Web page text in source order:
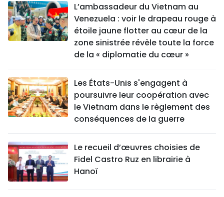
L’ambassadeur du Vietnam au
Venezuela : voir le drapeau rouge à
étoile jaune flotter au cœur de la
zone sinistrée révèle toute la force
de la « diplomatie du cœur »
Les États-Unis s'engagent à
poursuivre leur coopération avec
le Vietnam dans le règlement des
conséquences de la guerre
Le recueil d’œuvres choisies de
Fidel Castro Ruz en librairie à
Hanoï